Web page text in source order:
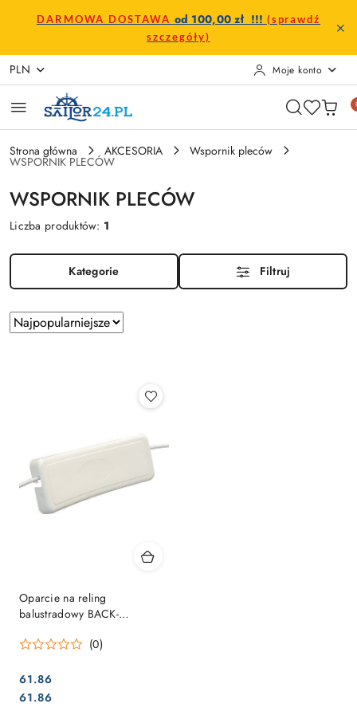
Przejdź do treści głównej
Przejdź do wyszukiwarki
Przejdź do moje konto
Przejdź do menu głównego
Przejdź do stopki
DARMOWA DOSTAWA od 100,00 zł !!! (sprawdź
szczegóły)
PLN Moje konto
Strona główna AKCESORIA Wspornik pleców
WSPORNIK PLECÓW
WSPORNIK PLECÓW
Liczba produktów: 1
Kategorie Filtruj
Zastosowano
sortowanie:
Sortuj
według
Oparcie na reling
balustradowy BACK-
(0)
Cena:
61.86
Cena:
61.86